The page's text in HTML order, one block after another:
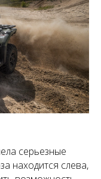
серьезные
находится слева,